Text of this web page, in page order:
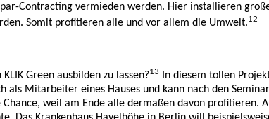
Contracting vermieden werden. Hier installieren
Somit profitieren alle und vor allem die Umwelt.12
Green ausbilden zu lassen?13 In diesem tollen
Mitarbeiter eines Hauses und kann nach den
weil am Ende alle dermaßen davon